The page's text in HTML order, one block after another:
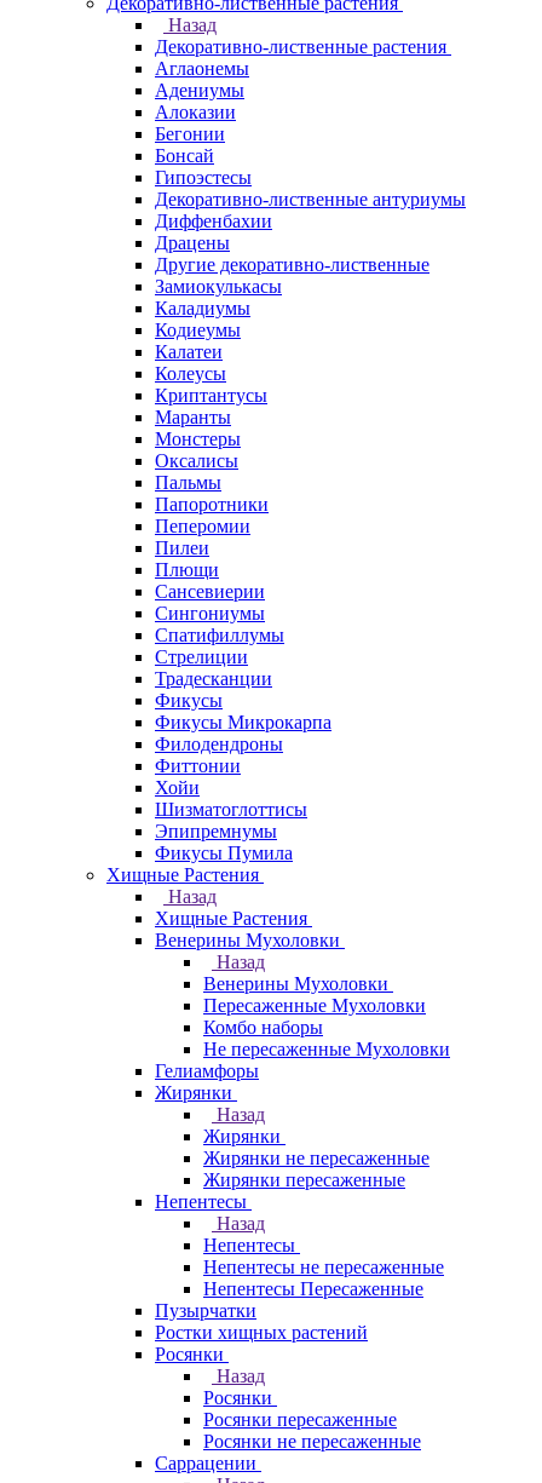
Назад
Декоративно-лиственные растения
Аглаонемы
Адениумы
Алоказии
Бегонии
Бонсай
Гипоэстесы
Декоративно-лиственные антуриумы
Диффенбахии
Драцены
Другие декоративно-лиственные
Замиокулькасы
Каладиумы
Кодиеумы
Калатеи
Колеусы
Криптантусы
Маранты
Монстеры
Оксалисы
Пальмы
Папоротники
Пеперомии
Пилеи
Плющи
Сансевиерии
Сингониумы
Спатифиллумы
Стрелиции
Традесканции
Фикусы
Фикусы Микрокарпа
Филодендроны
Фиттонии
Хойи
Шизматоглоттисы
Эпипремнумы
Фикусы Пумила
Хищные Растения
Назад
Хищные Растения
Венерины Мухоловки
Назад
Венерины Мухоловки
Пересаженные Мухоловки
Комбо наборы
Не пересаженные Мухоловки
Гелиамфоры
Жирянки
Назад
Жирянки
Жирянки не пересаженные
Жирянки пересаженные
Непентесы
Назад
Непентесы
Непентесы не пересаженные
Непентесы Пересаженные
Пузырчатки
Ростки хищных растений
Росянки
Назад
Росянки
Росянки пересаженные
Росянки не пересаженные
Саррацении